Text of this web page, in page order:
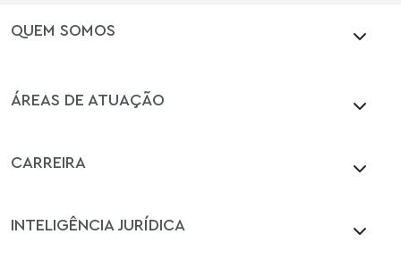
QUEM SOMOS
ÁREAS DE ATUAÇÃO
CARREIRA
INTELIGÊNCIA JURÍDICA